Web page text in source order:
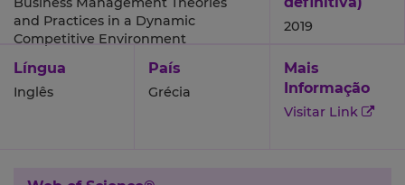
and Practices in a Dynamic
Competitive Environment
2019
Língua
Inglês
País
Grécia
Mais
Informação
Visitar Link